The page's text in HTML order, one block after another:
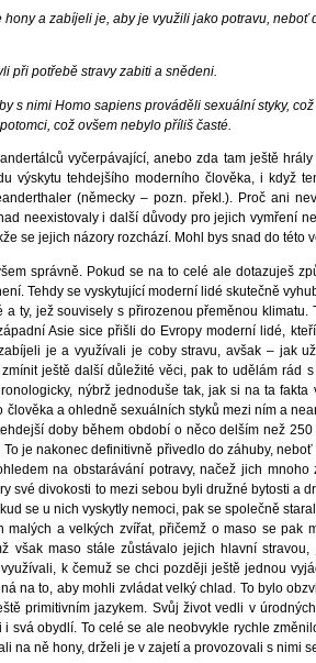
a zabíjeli je, aby je využili jako potravu, neboť
při potřebě stravy zabiti a snědeni.
nimi Homo sapiens prováděli sexuální styky,
což ovšem nebylo příliš časté.
vyčerpávající, anebo zda tam ještě
tehdejšího moderního člověka, i když
(německy – pozn. překl.). Proč ani
neexistovaly i další důvody pro jejich vymření
se jejich názory rozchází. Mohl bys snad do této
správně. Pokud se na to celé ale dotazuješ
Tehdy se vyskytující moderní lidé skutečně
ty, jež souvisely s přirozenou přeměnou klimatu.
Asie sice přišli do Evropy moderní lidé,
je a využívali je coby stravu, avšak – jak
ještě další důležité věci, pak to udělám rád
nýbrž jednoduše tak, jak si na ta fakta
a ohledně sexuálních styků mezi ním a
doby během období o něco delším než
je nakonec definitivně přivedlo do záhuby,
na obstarávání potravy, načež jich
své divokosti to mezi sebou byli družné bytosti a
se u nich vyskytly nemoci, pak se společně
a velkých zvířat, přičemž o maso se pak
maso stále zůstávalo jejich hlavní
k čemuž se chci později ještě jednou
na to, aby mohli zvládat velký chlad. To bylo
primitivním jazykem. Svůj život vedli v
obydlí. To celé se ale neobvykle rychle
ně hony, drželi je v zajetí a provozovali s nimi